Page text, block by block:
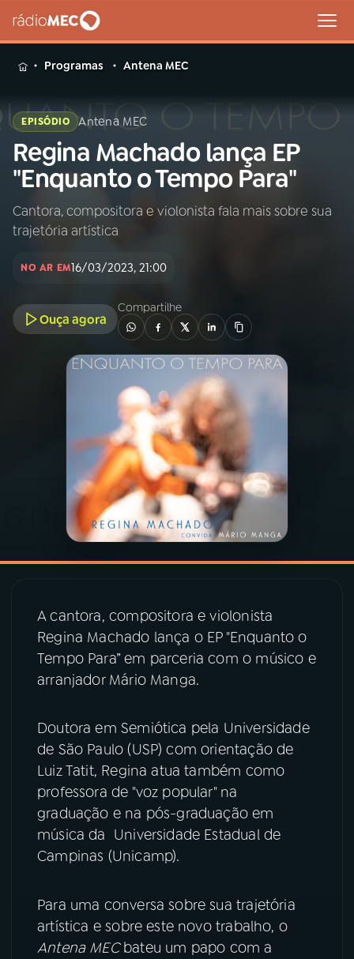
MENU
Buscar
na
Rádio
MEC
Buscar
Início
PROGRAMAÇÃO
PROGRAMAS
PODCASTS
PRÊMIO RÁDIO MEC
YouTube Facebook
Instagram
TikTok
Programas Antena MEC
EPISÓDIO Antena MEC
Regina Machado lança EP
"Enquanto o Tempo Para"
Cantora, compositora e violonista fala mais sobre sua
trajetória artística
NO AR EM16/03/2023, 21:00
Ouça agora
Compartilhe
A cantora, compositora e violonista
Regina Machado lança o EP "Enquanto o
Tempo Para” em parceria com o músico e
arranjador Mário Manga.
Doutora em Semiótica pela Universidade
de São Paulo (USP) com orientação de
Luiz Tatit, Regina atua também como
professora de "voz popular" na
graduação e na pós-graduação em
música da Universidade Estadual de
Campinas (Unicamp).
Para uma conversa sobre sua trajetória
artística e sobre este novo trabalho, o
Antena MECbateu um papo com a